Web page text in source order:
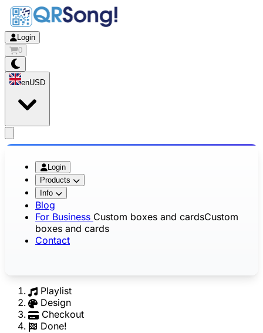
Login
0
enUSD
Login
Products
Info
Blog
For Business Custom boxes and cardsCustom
boxes and cards
Contact
Playlist
Design
Checkout
Done!